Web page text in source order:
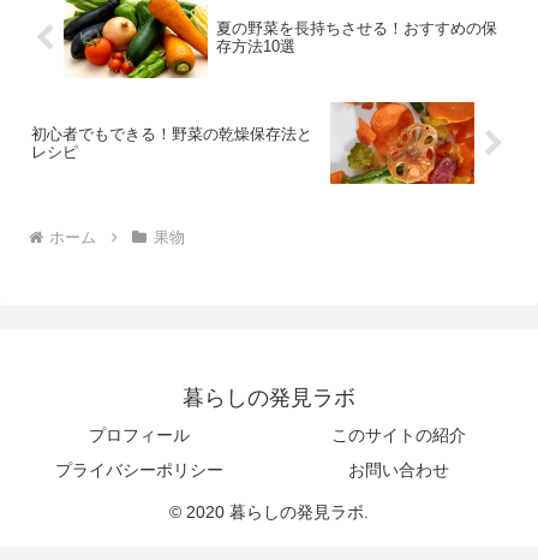
夏の野菜を長持ちさせる！おすすめの保
存方法10選
初心者でもできる！野菜の乾燥保存法と
レシピ
ホーム 果物
暮らしの発見ラボ
プロフィール
このサイトの紹介
プライバシーポリシー
お問い合わせ
© 2020 暮らしの発見ラボ.